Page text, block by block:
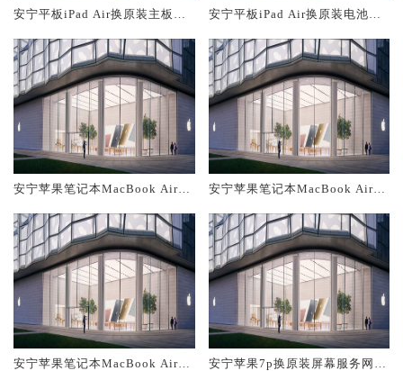
安宁平板iPad Air换原装主板维
安宁平板iPad Air换原装电池维
安宁苹果笔记本MacBook Air换
安宁苹果笔记本MacBook Air换
安宁苹果笔记本MacBook Air换
安宁苹果7p换原装屏幕服务网点